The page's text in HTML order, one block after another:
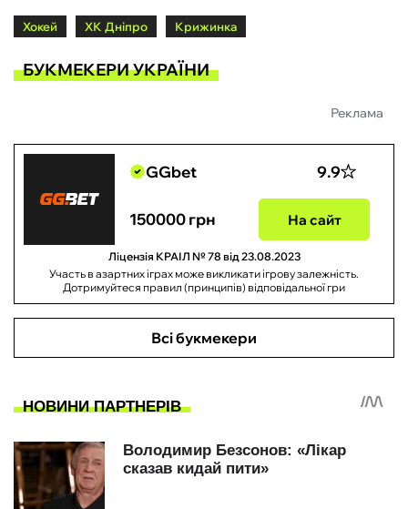
Хокей ХК Дніпро Крижинка
БУКМЕКЕРИ УКРАЇНИ
Реклама
GGbet 9.9
150000 грн На сайт
Ліцензія КРАІЛ № 78 від 23.08.2023
Участь в азартних іграх може викликати ігрову залежність.
Дотримуйтеся правил (принципів) відповідальної гри
Всі букмекери